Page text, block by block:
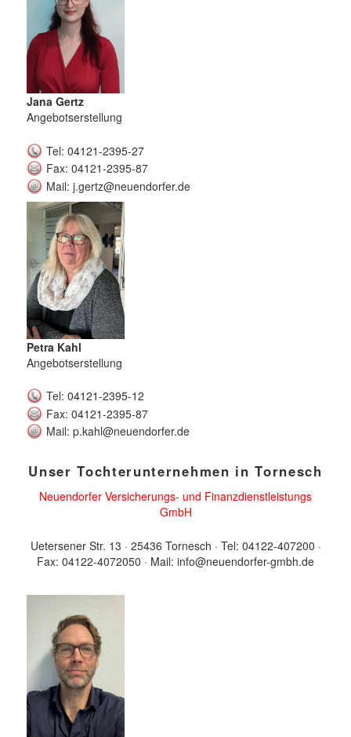
Jana Gertz
Angebotserstellung
Tel: 04121-2395-27
Fax: 04121-2395-87
Mail: j.gertz@neuendorfer.de
Petra Kahl
Angebotserstellung
Tel: 04121-2395-12
Fax: 04121-2395-87
Mail: p.kahl@neuendorfer.de
Unser Tochterunternehmen in Tornesch
Neuendorfer Versicherungs- und Finanzdienstleistungs
GmbH
Uetersener Str. 13 · 25436 Tornesch · Tel: 04122-407200 ·
Fax: 04122-4072050 · Mail: info@neuendorfer-gmbh.de